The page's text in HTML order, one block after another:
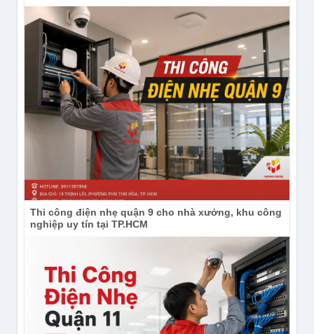
Thi công điện nhẹ quận 9 cho nhà xưởng, khu công
nghiệp uy tín tại TP.HCM